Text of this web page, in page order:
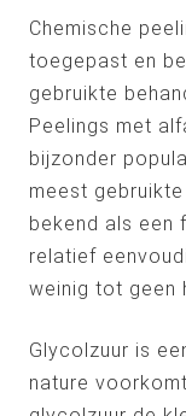
Chemische
toegepast en
gebruikte
Peelings met
bijzonder
meest
bekend als een
relatief
weinig tot geen
Glycolzuur is
nature